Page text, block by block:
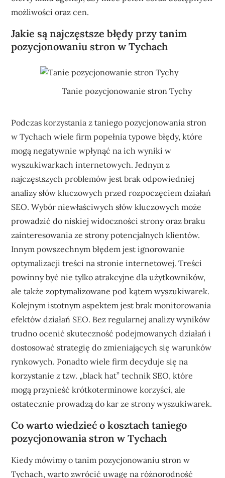
możliwości oraz cen.
Jakie są najczęstsze błędy przy tanim
pozycjonowaniu stron w Tychach
Tanie pozycjonowanie stron Tychy
Podczas korzystania z taniego pozycjonowania stron
w Tychach wiele firm popełnia typowe błędy, które
mogą negatywnie wpłynąć na ich wyniki w
wyszukiwarkach internetowych. Jednym z
najczęstszych problemów jest brak odpowiedniej
analizy słów kluczowych przed rozpoczęciem działań
SEO. Wybór niewłaściwych słów kluczowych może
prowadzić do niskiej widoczności strony oraz braku
zainteresowania ze strony potencjalnych klientów.
Innym powszechnym błędem jest ignorowanie
optymalizacji treści na stronie internetowej. Treści
powinny być nie tylko atrakcyjne dla użytkowników,
ale także zoptymalizowane pod kątem wyszukiwarek.
Kolejnym istotnym aspektem jest brak monitorowania
efektów działań SEO. Bez regularnej analizy wyników
trudno ocenić skuteczność podejmowanych działań i
dostosować strategię do zmieniających się warunków
rynkowych. Ponadto wiele firm decyduje się na
korzystanie z tzw. „black hat” technik SEO, które
mogą przynieść krótkoterminowe korzyści, ale
ostatecznie prowadzą do kar ze strony wyszukiwarek.
Co warto wiedzieć o kosztach taniego
pozycjonowania stron w Tychach
Kiedy mówimy o tanim pozycjonowaniu stron w
Tychach, warto zwrócić uwagę na różnorodność